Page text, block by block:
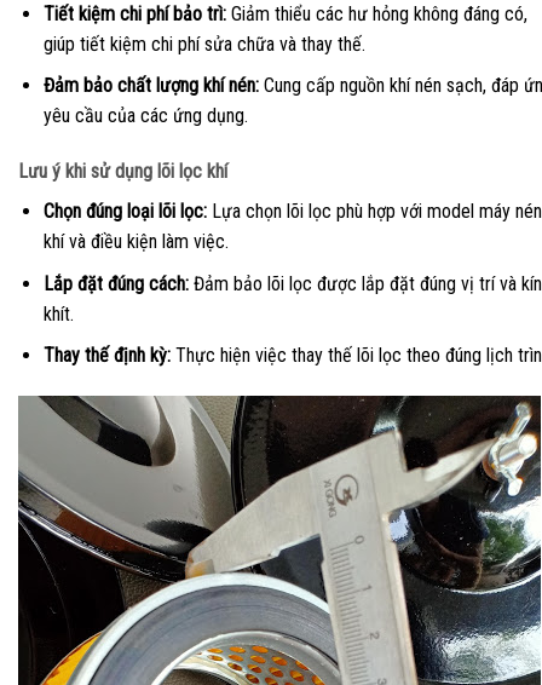
Tiết kiệm chi phí bảo trì:Giảm thiểu các hư hỏng không đáng có,
giúp tiết kiệm chi phí sửa chữa và thay thế.
Đảm bảo chất lượng khí nén:Cung cấp nguồn khí nén sạch, đáp
yêu cầu của các ứng dụng.
Lưu ý khi sử dụng lõi lọc khí
Chọn đúng loại lõi lọc:Lựa chọn lõi lọc phù hợp với model máy nén
khí và điều kiện làm việc.
Lắp đặt đúng cách:Đảm bảo lõi lọc được lắp đặt đúng vị trí và kín
khít.
Thay thế định kỳ:Thực hiện việc thay thế lõi lọc theo đúng lịch